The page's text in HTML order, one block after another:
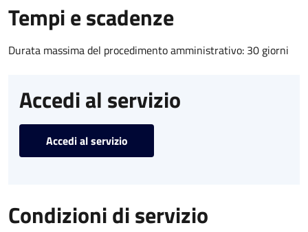
Tempi e scadenze
Durata massima del procedimento amministrativo: 30 giorni
Accedi al servizio
Accedi al servizio
Condizioni di servizio